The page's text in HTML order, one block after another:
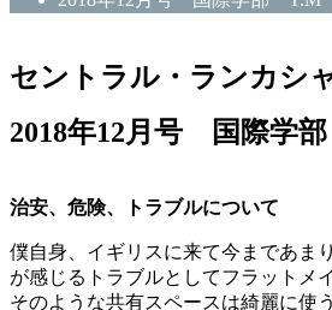
セントラル・ランカシ
2018年12月号 国際学
治安、危険、トラブルについて
僕自身、イギリスに来て今まであま
が感じるトラブルとしてフラットメ
そのような共有スペースは綺麗に使